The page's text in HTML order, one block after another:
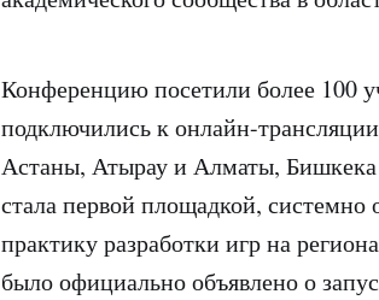
Конференцию посетили более 100
подключились к онлайн-
Астаны, Атырау и Алматы,
стала первой площадкой,
практику разработки игр на
было официально объявлено о